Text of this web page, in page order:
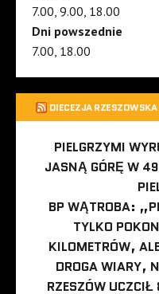
7.00, 9.00, 18.00
Dni powszednie
7.00, 18.00
DIECEZJA RZESZOWSKA
PIELGRZYMI
JASNĄ GÓRĘ W
BP WĄTROBA:
TYLKO
KILOMETRÓW,
DROGA WIARY,
RZESZÓW